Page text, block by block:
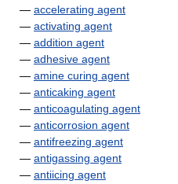
— accelerating agent
— activating agent
— addition agent
— adhesive agent
— amine curing agent
— anticaking agent
— anticoagulating agent
— anticorrosion agent
— antifreezing agent
— antigassing agent
— antiicing agent